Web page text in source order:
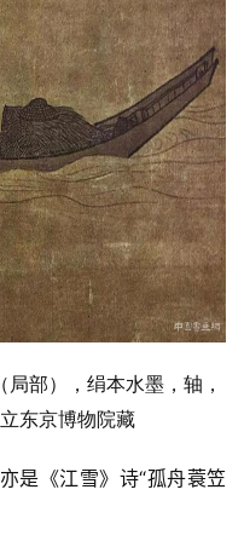
局部），绢本水墨，轴，
东京博物院藏
是《江雪》诗“孤舟蓑笠